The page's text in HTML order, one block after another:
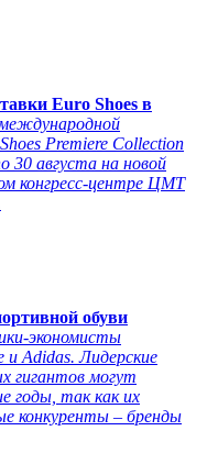
Euro Shoes в
Premiere Collection
30 августа на новой
конгресс-центре ЦМТ
обуви
экономисты
Adidas. Лидерские
гигантов могут
годы, так как их
конкуренты – бренды